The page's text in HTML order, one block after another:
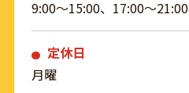
9:00～15:00、17:00～21:00
定休日
月曜